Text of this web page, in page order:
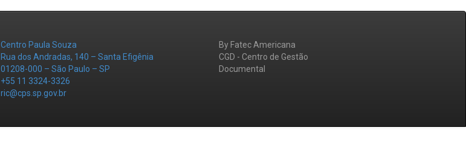
Centro Paula Souza
Rua dos Andradas, 140 – Santa Efigênia
01208-000 – São Paulo – SP
+55 11 3324-3326
ric@cps.sp.gov.br
By Fatec Americana
CGD - Centro de Gestão
Documental